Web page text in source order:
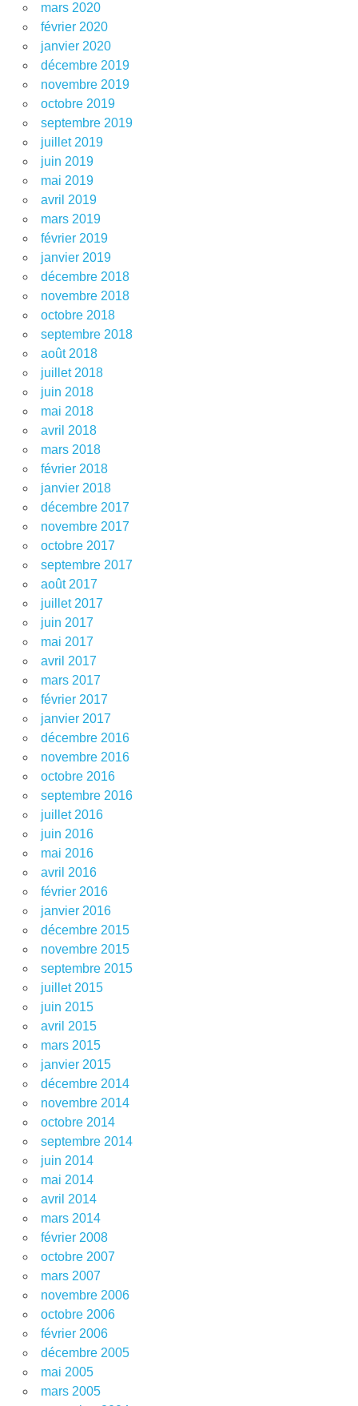
mars 2020
février 2020
janvier 2020
décembre 2019
novembre 2019
octobre 2019
septembre 2019
juillet 2019
juin 2019
mai 2019
avril 2019
mars 2019
février 2019
janvier 2019
décembre 2018
novembre 2018
octobre 2018
septembre 2018
août 2018
juillet 2018
juin 2018
mai 2018
avril 2018
mars 2018
février 2018
janvier 2018
décembre 2017
novembre 2017
octobre 2017
septembre 2017
août 2017
juillet 2017
juin 2017
mai 2017
avril 2017
mars 2017
février 2017
janvier 2017
décembre 2016
novembre 2016
octobre 2016
septembre 2016
juillet 2016
juin 2016
mai 2016
avril 2016
février 2016
janvier 2016
décembre 2015
novembre 2015
septembre 2015
juillet 2015
juin 2015
avril 2015
mars 2015
janvier 2015
décembre 2014
novembre 2014
octobre 2014
septembre 2014
juin 2014
mai 2014
avril 2014
mars 2014
février 2008
octobre 2007
mars 2007
novembre 2006
octobre 2006
février 2006
décembre 2005
mai 2005
mars 2005